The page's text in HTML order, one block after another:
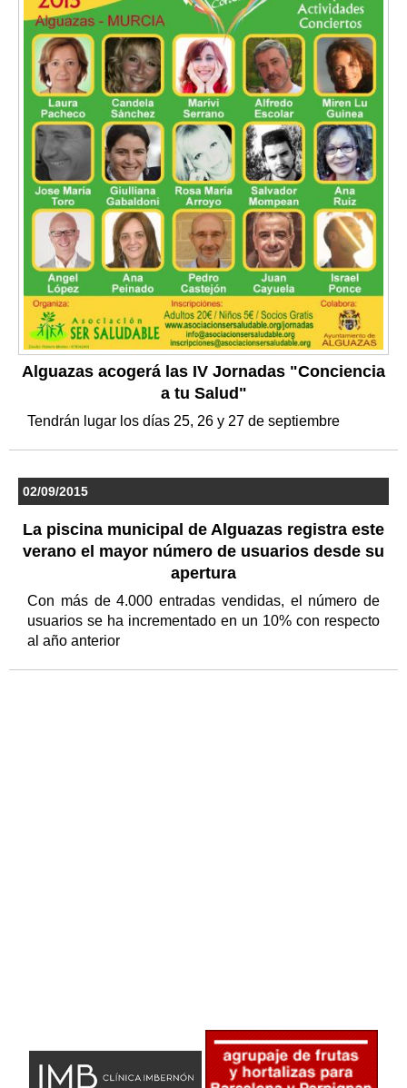
Alguazas acogerá las IV Jornadas "Conciencia
a tu Salud"
Tendrán lugar los días 25, 26 y 27 de septiembre
02/09/2015
La piscina municipal de Alguazas registra este
verano el mayor número de usuarios desde su
apertura
Con más de 4.000 entradas vendidas, el número de
usuarios se ha incrementado en un 10% con respecto
al año anterior